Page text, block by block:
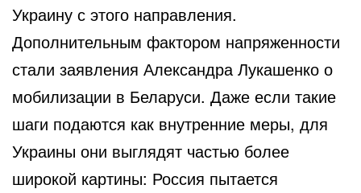
Украину с этого направления.
Дополнительным фактором напряженности
стали заявления Александра Лукашенко о
мобилизации в Беларуси. Даже если такие
шаги подаются как внутренние меры, для
Украины они выглядят частью более
широкой картины: Россия пытается